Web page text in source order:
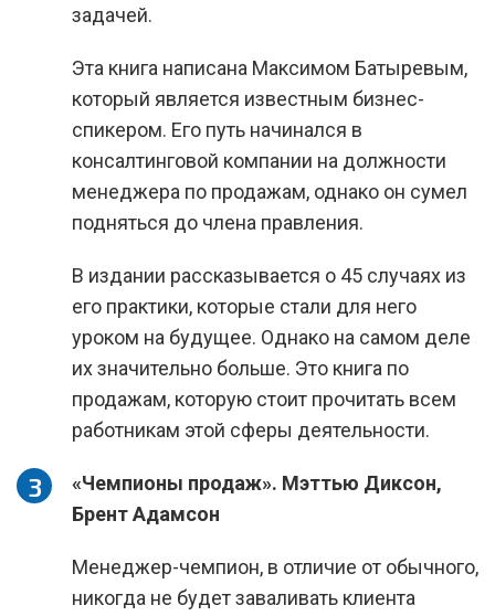
задачей.
Эта книга написана Максимом Батыревым,
который является известным бизнес-
спикером. Его путь начинался в
консалтинговой компании на должности
менеджера по продажам, однако он сумел
подняться до члена правления.
В издании рассказывается о 45 случаях из
его практики, которые стали для него
уроком на будущее. Однако на самом деле
их значительно больше. Это книга по
продажам, которую стоит прочитать всем
работникам этой сферы деятельности.
«Чемпионы продаж». Мэттью Диксон,
Брент Адамсон
Менеджер-чемпион, в отличие от обычного,
никогда не будет заваливать клиента